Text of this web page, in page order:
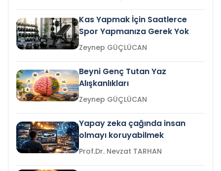
Kas Yapmak İçin Saatlerce
Spor Yapmanıza Gerek Yok
Zeynep GÜÇLÜCAN
Beyni Genç Tutan Yaz
Alışkanlıkları
Zeynep GÜÇLÜCAN
Yapay zeka çağında insan
olmayı koruyabilmek
Prof.Dr. Nevzat TARHAN